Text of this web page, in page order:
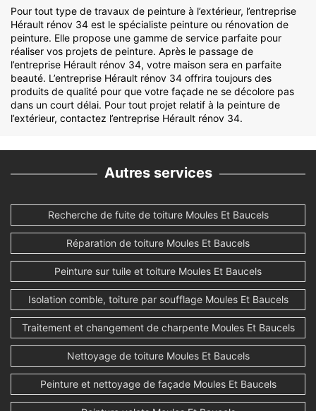
Pour tout type de travaux de peinture à l’extérieur, l’entreprise
Hérault rénov 34 est le spécialiste peinture ou rénovation de
peinture. Elle propose une gamme de service parfaite pour
réaliser vos projets de peinture. Après le passage de
l’entreprise Hérault rénov 34, votre maison sera en parfaite
beauté. L’entreprise Hérault rénov 34 offrira toujours des
produits de qualité pour que votre façade ne se décolore pas
dans un court délai. Pour tout projet relatif à la peinture de
l’extérieur, contactez l’entreprise Hérault rénov 34.
Autres services
Recherche de fuite de toiture Moules Et Baucels
Réparation de toiture Moules Et Baucels
Peinture sur tuile et toiture Moules Et Baucels
Isolation comble, toiture par soufflage Moules Et Baucels
Traitement et changement de charpente Moules Et Baucels
Nettoyage de toiture Moules Et Baucels
Peinture et nettoyage de façade Moules Et Baucels